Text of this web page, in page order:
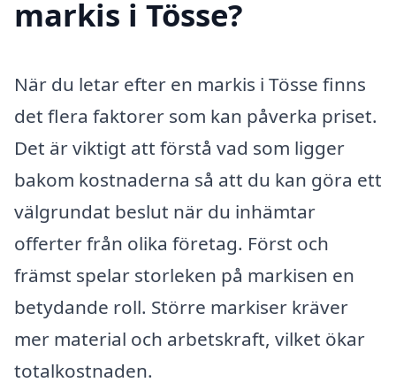
markis i Tösse?
När du letar efter en markis i Tösse finns
det flera faktorer som kan påverka priset.
Det är viktigt att förstå vad som ligger
bakom kostnaderna så att du kan göra ett
välgrundat beslut när du inhämtar
offerter från olika företag. Först och
främst spelar storleken på markisen en
betydande roll. Större markiser kräver
mer material och arbetskraft, vilket ökar
totalkostnaden.